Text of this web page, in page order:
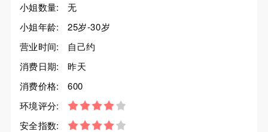
小姐数量:
无
小姐年龄:
25岁-30岁
营业时间:
自己约
消费日期:
昨天
消费价格:
600
环境评分:
安全指数: